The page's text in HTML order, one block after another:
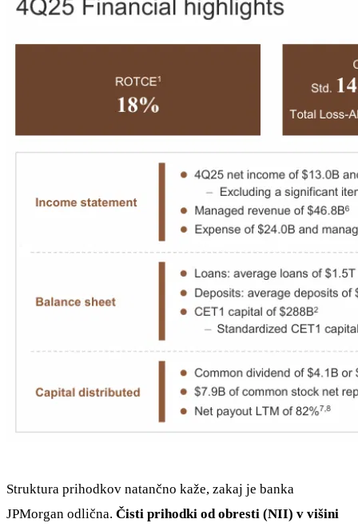
Struktura prihodkov natančno kaže, zakaj je banka
JPMorgan odlična. Čisti prihodki od obresti (NII) v višini